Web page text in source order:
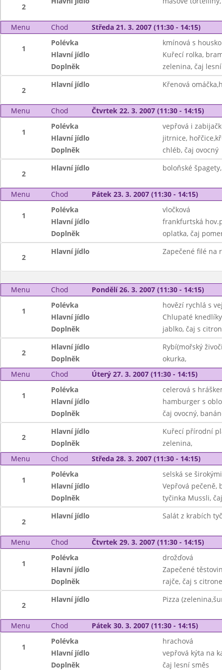
2
Menu Chod Středa 21. 3. 2007 (11:30 - 14:15)
1
Polévka
kmínová s
Hlavní jídlo
Kuřecí rolka,
Doplněk
zelenina, čaj
2
Hlavní jídlo Křenová
Menu Chod Čtvrtek 22. 3. 2007 (11:30 - 14:15)
1
Polévka
vepřová i
Hlavní jídlo
jitrnice,
Doplněk
chléb, čaj ovocný
2
Hlavní jídlo boloňské špagety,
Menu Chod Pátek 23. 3. 2007 (11:30 - 14:15)
1
Polévka
vločková
Hlavní jídlo
frankfurtská
Doplněk
oplatka, čaj
2
Hlavní jídlo Zapečené filé na
Menu Chod Pondělí 26. 3. 2007 (11:30 - 14:15)
1
Polévka
hovězí rychlá s
Hlavní jídlo
Chlupaté
Doplněk
jablko, čaj s
2
Hlavní jídlo
Rybí(mořský
Doplněk
okurka,
Menu
Chod Úterý 27. 3. 2007 (11:30 - 14:15)
1
Polévka
celerová s
Hlavní jídlo
hamburger s
Doplněk
čaj ovocný,
2
Hlavní jídlo
Kuřecí přírodní
Doplněk
zelenina,
Menu
Chod Středa 28. 3. 2007 (11:30 - 14:15)
1
Polévka
selská se
Hlavní jídlo
Vepřová pečeně,
Doplněk
tyčinka Mussli,
2
Hlavní jídlo Salát z krabích
Menu Chod Čtvrtek 29. 3. 2007 (11:30 - 14:15)
1
Polévka
drožďová
Hlavní jídlo
Zapečené
Doplněk
rajče, čaj s
2
Hlavní jídlo Pizza
Menu Chod Pátek 30. 3. 2007 (11:30 - 14:15)
1
Polévka
hrachová
Hlavní jídlo
vepřová kýta na
Doplněk
čaj lesní směs